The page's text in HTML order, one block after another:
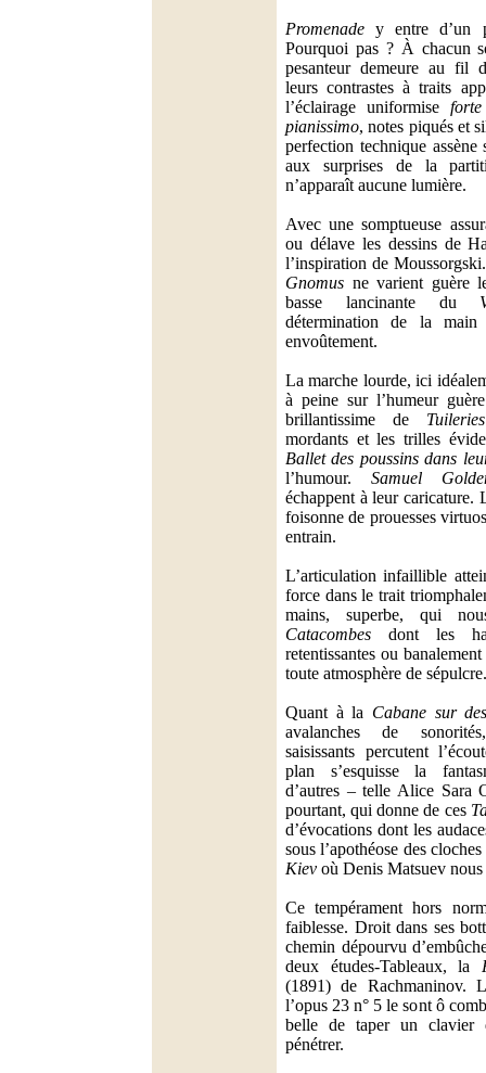
Promenade y entre d’un
Pourquoi pas ? À chacun
pesanteur demeure au fil
leurs contrastes à traits
l’éclairage uniformise forte
pianissimo, notes piqués et
perfection technique assène
aux surprises de la
n’apparaît aucune lumière.
Avec une somptueuse
ou délave les dessins de
l’inspiration de
Gnomus ne varient guère
basse lancinante du
détermination de la main
envoûtement.
La marche lourde, ici
à peine sur l’humeur
brillantissime de Tuileries
mordants et les trilles
Ballet des poussins dans
l’humour. Samuel
échappent à leur caricature.
foisonne de prouesses
entrain.
L’articulation infaillible
force dans le trait
mains, superbe, qui
Catacombes dont les
retentissantes ou
toute atmosphère de sépulcre.
Quant à la Cabane sur
avalanches de
saisissants percutent
plan s’esquisse la
d’autres – telle Alice Sara
pourtant, qui donne de ces
d’évocations dont les
sous l’apothéose des
Kiev où Denis Matsuev nous
Ce tempérament hors
faiblesse. Droit dans ses
chemin dépourvu
deux études-Tableaux, la
(1891) de Rachmaninov.
l’opus 23 n° 5 le sont ô
belle de taper un clavier
pénétrer.